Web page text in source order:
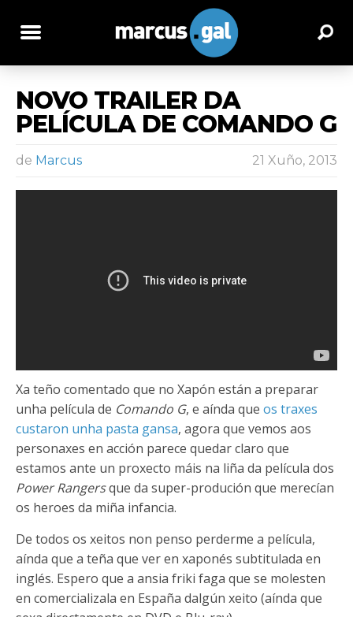
NOVO TRAILER DA
PELÍCULA DE COMANDO G
de Marcus 21 Xuño, 2013
Xa teño comentado que no Xapón están a preparar
unha película de Comando G, e aínda que os traxes
custaron unha pasta gansa, agora que vemos aos
personaxes en acción parece quedar claro que
estamos ante un proxecto máis na liña da película dos
Power Rangersque da super-produción que merecían
os heroes da miña infancia.
De todos os xeitos non penso perderme a película,
aínda que a teña que ver en xaponés subtitulada en
inglés. Espero que a ansia friki faga que se molesten
en comercializala en España dalgún xeito (aínda que